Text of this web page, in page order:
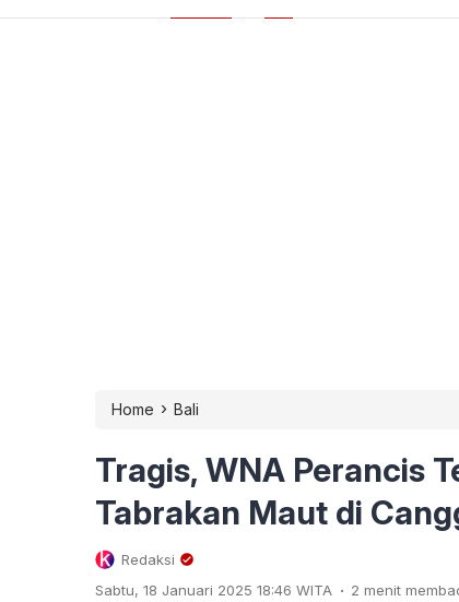
Home › Bali
Tragis, WNA Perancis
Tabrakan Maut di
Redaksi
Sabtu, 18 Januari 2025 18:46 WITA . 2 menit